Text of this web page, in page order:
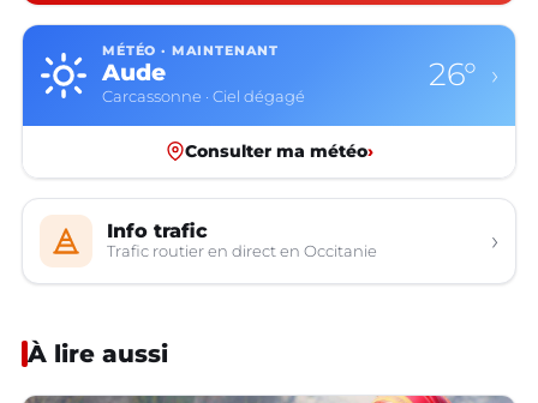
MÉTÉO · MAINTENANT
Aude
Carcassonne · Ciel dégagé
26° ›
Consulter ma météo›
Info trafic
Trafic routier en direct en Occitanie ›
À lire aussi